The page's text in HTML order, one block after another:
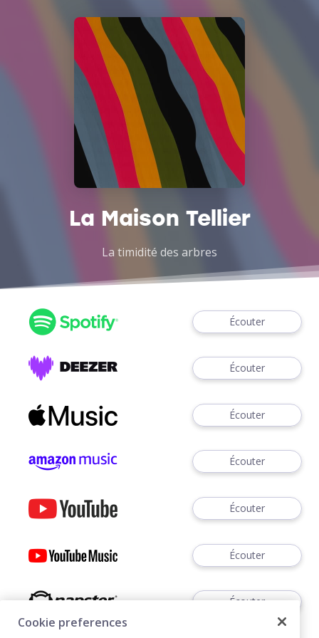
La Maison Tellier
La timidité des arbres
Écouter
Écouter
Écouter
Écouter
Écouter
Écouter
Écouter
Cookie preferences